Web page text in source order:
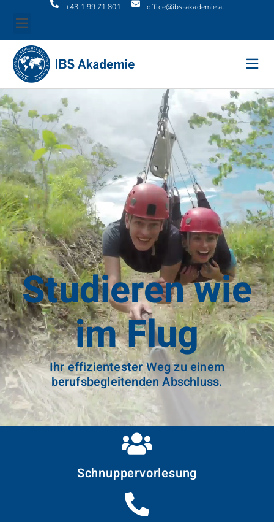
+43 1 99 71 801 office@ibs-akademie.at
Studieren wie
im Flug
Ihr effizientester Weg zu einem
berufsbegleitenden Abschluss.
Schnupper­vorlesung